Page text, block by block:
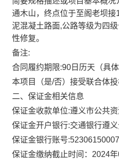
通木山，终点位于至阁老坝
泥混凝土路面,公路等级为四
性修复。
备注:
合同履约期限:90日历天（具
本项目（是/否）接受联合体
二、保证金相关信息
保证金收款单位:遵义市公共
保证金开户银行:交通银行遵
保证金银行账号:
保证金缴纳截止时间： 2024